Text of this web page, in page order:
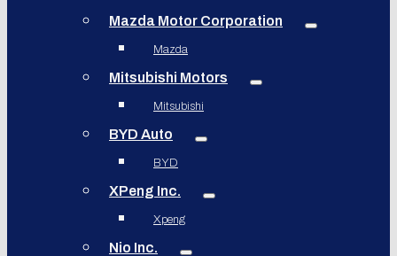
Mazda Motor Corporation
Mazda
Mitsubishi Motors
Mitsubishi
BYD Auto
BYD
XPeng Inc.
Xpeng
Nio Inc.